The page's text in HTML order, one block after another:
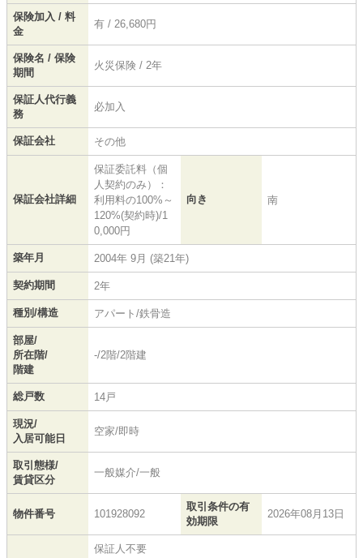
保険加入 / 料
金
有 / 26,680円
保険名 / 保険
期間
火災保険 / 2年
保証人代行義
務
必加入
保証会社 その他
保証会社詳細
保証委託料（個
人契約のみ）：
利用料の100%～
120%(契約時)/1
0,000円
向き 南
築年月 2004年 9月 (築21年)
契約期間 2年
種別/構造 アパート/鉄骨造
部屋/
所在階/
階建
-/2階/2階建
総戸数 14戸
現況/
入居可能日
空家/即時
取引態様/
賃貸区分
一般媒介/一般
物件番号 101928092
取引条件の有
効期限
2026年08月13日
保証人不要